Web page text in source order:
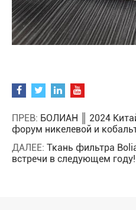
ПРЕВ: БОЛИАН ║ 2024
форум никелевой и
ДАЛЕЕ: Ткань фильтра
встречи в следующем году!